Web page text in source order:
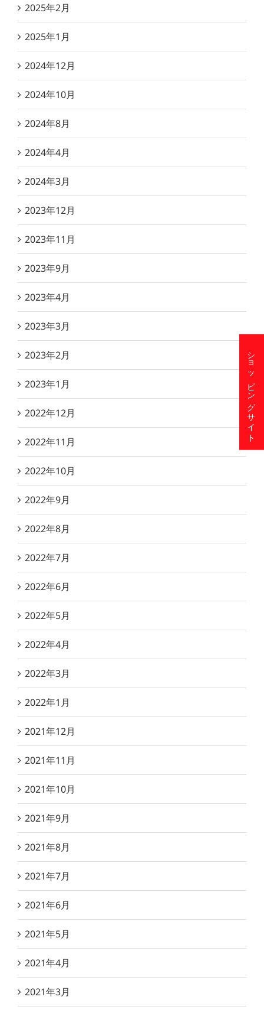
2025年2月
2025年1月
2024年12月
2024年10月
2024年8月
2024年4月
2024年3月
2023年12月
2023年11月
2023年9月
2023年4月
2023年3月
2023年2月
2023年1月
2022年12月
2022年11月
2022年10月
2022年9月
2022年8月
2022年7月
2022年6月
2022年5月
2022年4月
2022年3月
2022年1月
2021年12月
2021年11月
2021年10月
2021年9月
2021年8月
2021年7月
2021年6月
2021年5月
2021年4月
2021年3月
ショッピングサイト